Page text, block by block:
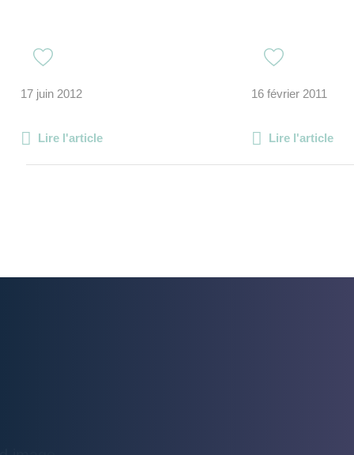
17 juin 2012
Lire l'article
16 février 2011
Lire l'article